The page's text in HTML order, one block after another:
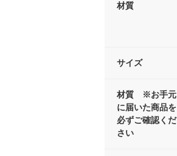
材質
サイズ
材質 ※お手元
に届いた商品を
必ずご確認くだ
さい